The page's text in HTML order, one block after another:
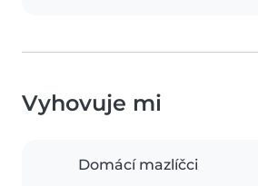
Vyhovuje mi
Domácí mazlíčci